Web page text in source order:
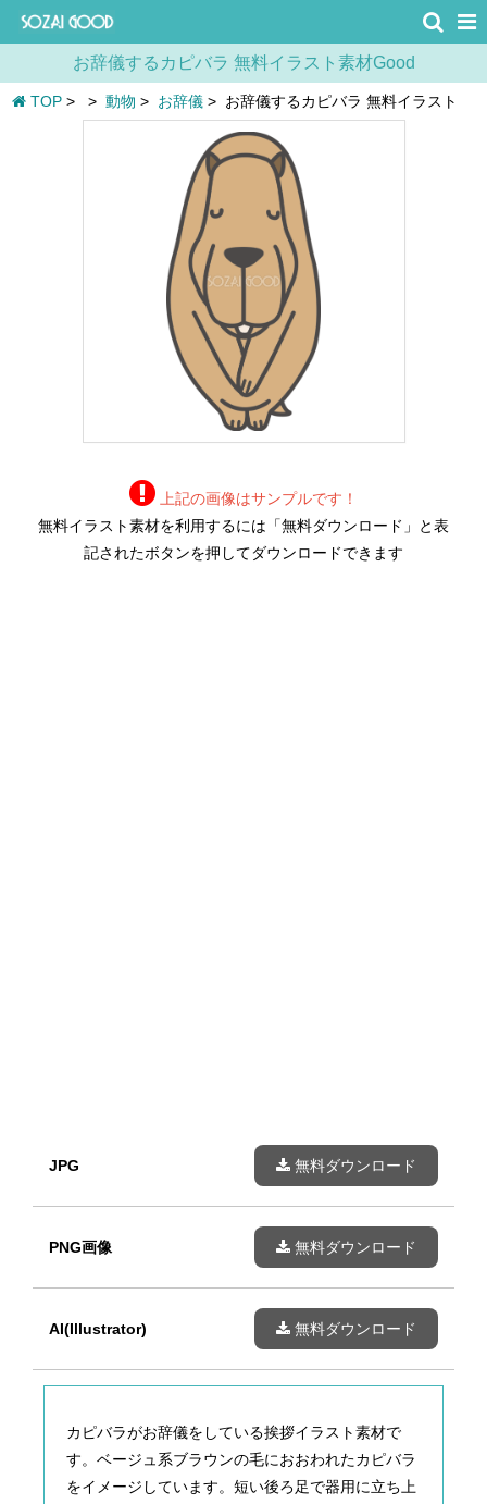
お辞儀するカピバラ 無料イラスト素材Good
TOP > > 動物 > お辞儀 > お辞儀するカピバラ 無料イラスト
上記の画像はサンプルです！
無料イラスト素材を利用するには「無料ダウンロード」と表
記されたボタンを押してダウンロードできます
JPG 無料ダウンロード
PNG画像 無料ダウンロード
AI(Illustrator) 無料ダウンロード
カピバラがお辞儀をしている挨拶イラスト素材で
す。ベージュ系ブラウンの毛におおわれたカピバラ
をイメージしています。短い後ろ足で器用に立ち上